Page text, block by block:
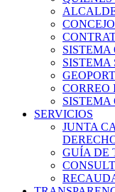
SISTEMA
SISTEMA
CORREO
SERVICIOS
JUNTA
GUÍA DE